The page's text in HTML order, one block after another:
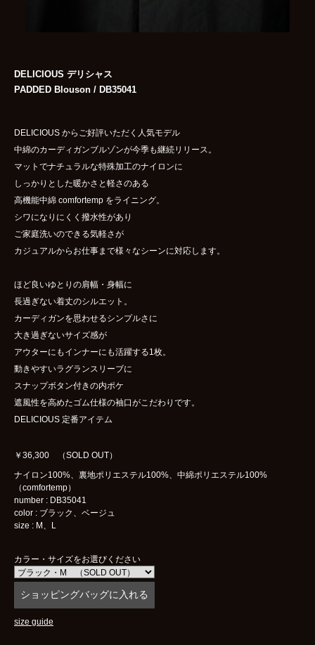
DELICIOUS デリシャス
PADDED Blouson / DB35041
DELICIOUS からご好評いただく人気モデル
中綿のカーディガンブルゾンが今季も継続リリース。
マットでナチュラルな特殊加工のナイロンに
しっかりとした暖かさと軽さのある
高機能中綿 comfortemp をライニング。
シワになりにくく撥水性があり
ご家庭洗いのできる気軽さが
カジュアルからお仕事まで様々なシーンに対応します。
ほど良いゆとりの肩幅・身幅に
長過ぎない着丈のシルエット。
カーディガンを思わせるシンプルさに
大き過ぎないサイズ感が
アウターにもインナーにも活躍する1枚。
動きやすいラグランスリーブに
スナップボタン付きの内ポケ
遮風性を高めたゴム仕様の袖口がこだわりです。
DELICIOUS 定番アイテム
￥36,300 （SOLD OUT）
ナイロン100%、裏地ポリエステル100%、中綿ポリエステル100%
（comfortemp）
number : DB35041
color : ブラック、ベージュ
size : M、L
カラー・サイズをお選びください
size guide